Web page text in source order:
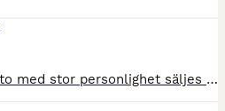
Mycket vackert 10-årigt sto med stor personlighet säljes till rätt köpare. Mycket känslig typ. Ej för nybörjare. Pigg och framåt. Snäll att sköta och sko. Van att ridas ensam, med kompis och i trafik